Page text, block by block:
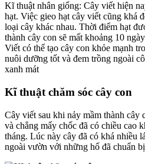
Kĩ thuật nhân giống: Cây viết hiện
hạt. Việc gieo hạt cây viết cũng khá
loại cây khác nhau. Thời điểm hạt
thành cây con sẽ mất khoảng 10
Viết có thể tạo cây con khỏe mạnh
nuôi dưỡng tốt và đem trồng ngoài
xanh mát
Kĩ thuật chăm sóc cây con
Cây viết sau khi nảy mầm thành cây
và chẳng mấy chốc đã có chiều cao
tháng. Lúc này cây đã có khá nhiều
ngoài vườn với những hố đã chuẩn